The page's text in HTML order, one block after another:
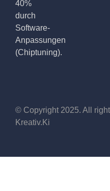
40%
durch
Software-
Anpassungen
(Chiptuning).
© Copyright 2025. All
Kreativ.Ki